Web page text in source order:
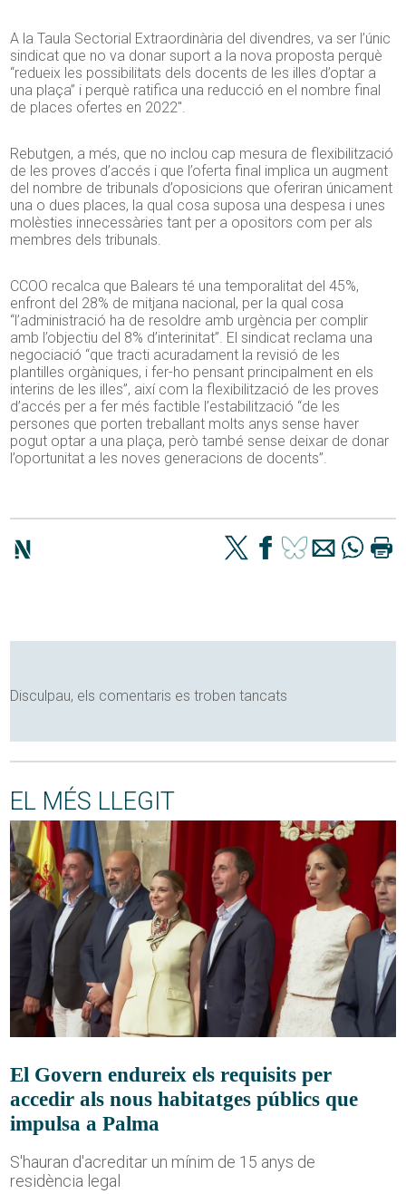
A la Taula Sectorial Extraordinària del divendres, va ser l’únic
sindicat que no va donar suport a la nova proposta perquè
“redueix les possibilitats dels docents de les illes d’optar a
una plaça” i perquè ratifica una reducció en el nombre final
de places ofertes en 2022″.
Rebutgen, a més, que no inclou cap mesura de flexibilització
de les proves d’accés i que l’oferta final implica un augment
del nombre de tribunals d’oposicions que oferiran únicament
una o dues places, la qual cosa suposa una despesa i unes
molèsties innecessàries tant per a opositors com per als
membres dels tribunals.
CCOO recalca que Balears té una temporalitat del 45%,
enfront del 28% de mitjana nacional, per la qual cosa
“l’administració ha de resoldre amb urgència per complir
amb l’objectiu del 8% d’interinitat”. El sindicat reclama una
negociació “que tracti acuradament la revisió de les
plantilles orgàniques, i fer-ho pensant principalment en els
interins de les illes”, així com la flexibilització de les proves
d’accés per a fer més factible l’estabilització “de les
persones que porten treballant molts anys sense haver
pogut optar a una plaça, però també sense deixar de donar
l’oportunitat a les noves generacions de docents”.
Disculpau, els comentaris es troben tancats
EL MÉS LLEGIT
El Govern endureix els requisits per
accedir als nous habitatges públics que
impulsa a Palma
S'hauran d'acreditar un mínim de 15 anys de
residència legal